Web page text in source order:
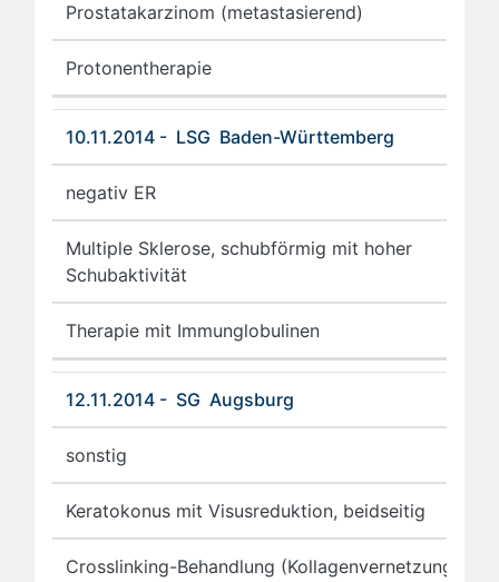
Prostatakarzinom (metastasierend)
Protonentherapie
10.11.2014 - LSG Baden-Württemberg
negativ ER
Multiple Sklerose, schubförmig mit hoher
Schubaktivität
Therapie mit Immunglobulinen
12.11.2014 - SG Augsburg
sonstig
Keratokonus mit Visusreduktion, beidseitig
Crosslinking-Behandlung (Kollagenvernetzung der